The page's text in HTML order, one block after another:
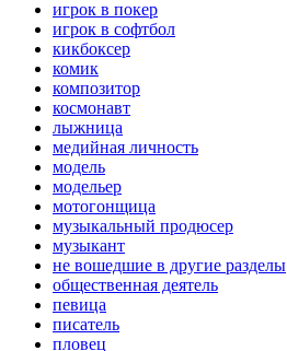
игрок в покер
игрок в софтбол
кикбоксер
комик
композитор
космонавт
лыжница
медийная личность
модель
модельер
мотогонщица
музыкальный продюсер
музыкант
не вошедшие в другие разделы
общественная деятель
певица
писатель
пловец